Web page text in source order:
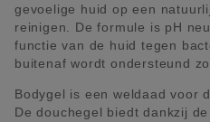
gevoelige huid op een
reinigen. De formule is pH
functie van de huid tegen
buitenaf wordt ondersteund
Bodygel is een weldaad voor
De douchegel biedt dankzij